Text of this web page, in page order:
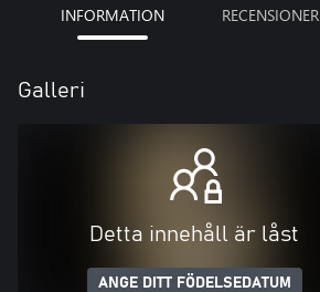
INFORMATION RECENSIONER
Galleri
Detta innehåll är låst
ANGE DITT FÖDELSEDATUM